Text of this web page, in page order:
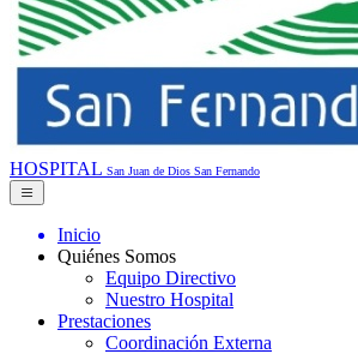
HOSPITAL San Juan de Dios San Fernando
Inicio
Quiénes Somos
Equipo Directivo
Nuestro Hospital
Prestaciones
Coordinación Externa